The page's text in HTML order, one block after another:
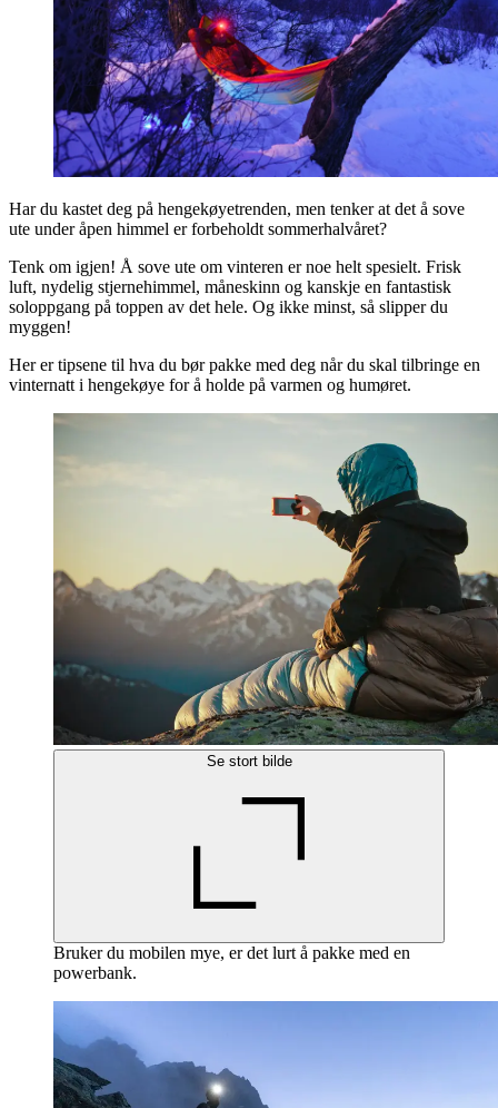
Har du kastet deg på hengekøyetrenden, men tenker at det å sove
ute under åpen himmel er forbeholdt sommerhalvåret?
Tenk om igjen! Å sove ute om vinteren er noe helt spesielt. Frisk
luft, nydelig stjernehimmel, måneskinn og kanskje en fantastisk
soloppgang på toppen av det hele. Og ikke minst, så slipper du
myggen!
Her er tipsene til hva du bør pakke med deg når du skal tilbringe en
vinternatt i hengekøye for å holde på varmen og humøret.
Se stort bilde
Bruker du mobilen mye, er det lurt å pakke med en
powerbank.